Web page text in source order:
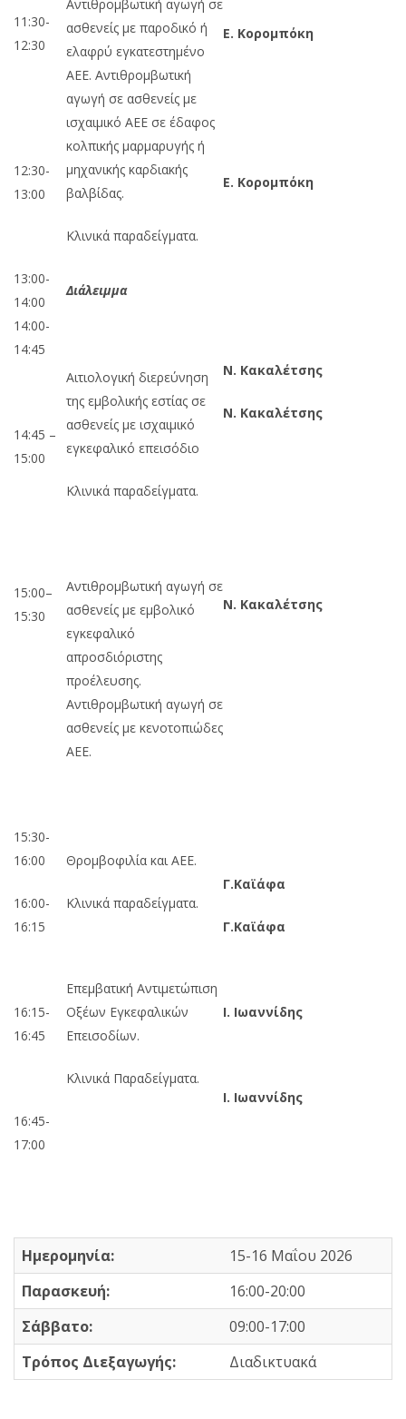
11:30-
12:30
Αντιθρομβωτική αγωγή σε
ασθενείς με παροδικό ή
ελαφρύ εγκατεστημένο
ΑΕΕ. Αντιθρομβωτική
αγωγή σε ασθενείς με
ισχαιμικό ΑΕΕ σε έδαφος
κολπικής μαρμαρυγής ή
μηχανικής καρδιακής
βαλβίδας.
Κλινικά παραδείγματα.
Ε. Κορομπόκη
12:30-
13:00
Ε. Κορομπόκη
13:00-
14:00
Διάλειμμα
14:00-
14:45
14:45 –
15:00
Αιτιολογική διερεύνηση
της εμβολικής εστίας σε
ασθενείς με ισχαιμικό
εγκεφαλικό επεισόδιο
Κλινικά παραδείγματα.
Ν. Κακαλέτσης
Ν. Κακαλέτσης
15:00–
15:30
Αντιθρομβωτική αγωγή σε
ασθενείς με εμβολικό
εγκεφαλικό
απροσδιόριστης
προέλευσης.
Αντιθρομβωτική αγωγή σε
ασθενείς με κενοτοπιώδες
ΑΕΕ.
Ν. Κακαλέτσης
15:30-
16:00
16:00-
16:15
16:15-
16:45
16:45-
17:00
Θρομβοφιλία και ΑΕΕ.
Κλινικά παραδείγματα.
Επεμβατική Αντιμετώπιση
Οξέων Εγκεφαλικών
Επεισοδίων.
Κλινικά Παραδείγματα.
Γ.Καϊάφα
Γ.Καϊάφα
Ι. Ιωαννίδης
Ι. Ιωαννίδης
Ημερομηνία:
15-16 Μαΐου 2026
Παρασκευή:
16:00-20:00
Σάββατο:
09:00-17:00
Τρόπος Διεξαγωγής:
Διαδικτυακά